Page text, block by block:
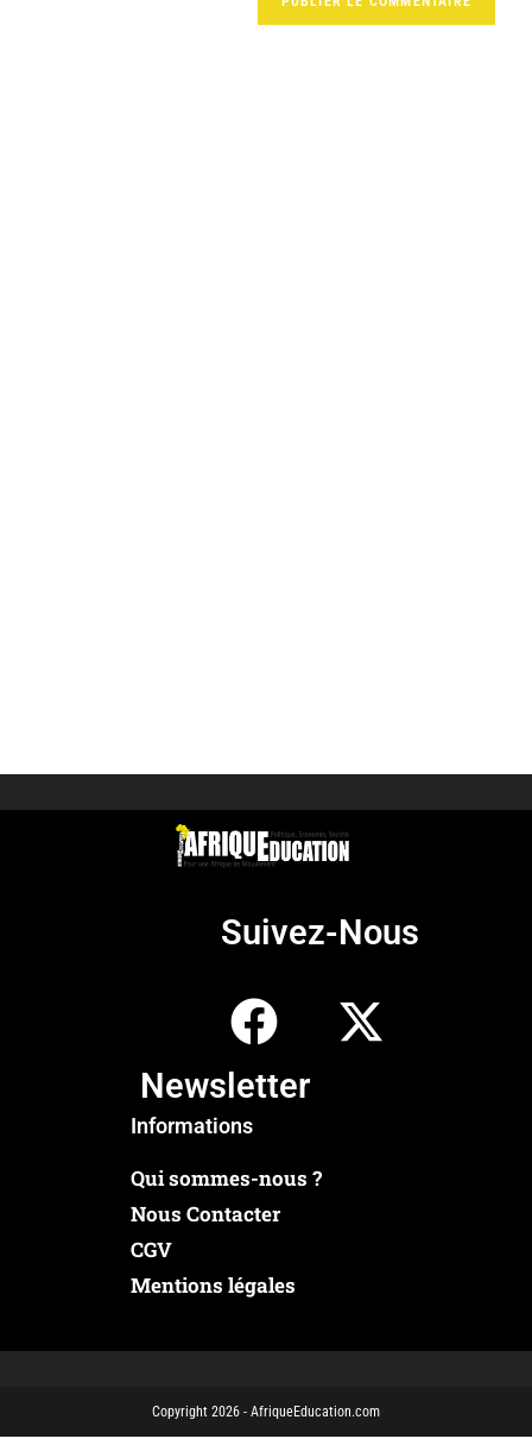
Suivez-Nous
Newsletter
Informations
Qui sommes-nous ?
Nous Contacter
CGV
Mentions légales
Copyright 2026 - AfriqueEducation.com